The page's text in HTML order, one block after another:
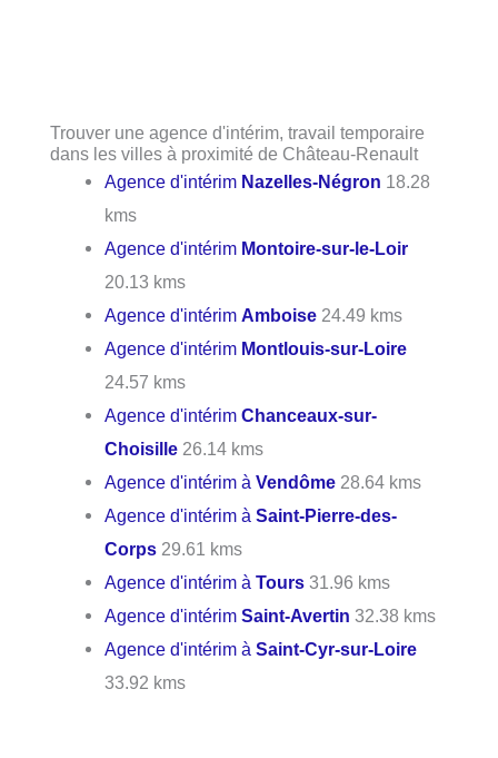
Trouver une agence d'intérim, travail temporaire
dans les villes à proximité de Château-Renault
Agence d'intérim Nazelles-Négron 18.28
kms
Agence d'intérim Montoire-sur-le-Loir
20.13 kms
Agence d'intérim Amboise 24.49 kms
Agence d'intérim Montlouis-sur-Loire
24.57 kms
Agence d'intérimChanceaux-sur-
Choisille 26.14 kms
Agence d'intérim àVendôme 28.64 kms
Agence d'intérim àSaint-Pierre-des-
Corps 29.61 kms
Agence d'intérim àTours 31.96 kms
Agence d'intérimSaint-Avertin 32.38 kms
Agence d'intérim àSaint-Cyr-sur-Loire
33.92 kms